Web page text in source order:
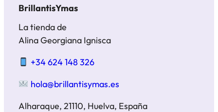
BrillantisYmas
La tienda de
Alina Georgiana Ignisca
+34 624 148 326
hola@brillantisymas.es
Alharaque, 21110, Huelva, España